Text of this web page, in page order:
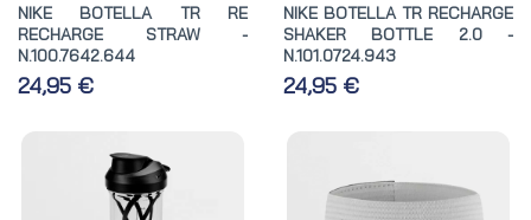
NIKE BOTELLA TR RE
RECHARGE STRAW -
N.100.7642.644
24,95 €
NIKE BOTELLA TR RECHARGE
SHAKER BOTTLE 2.0 -
N.101.0724.943
24,95 €